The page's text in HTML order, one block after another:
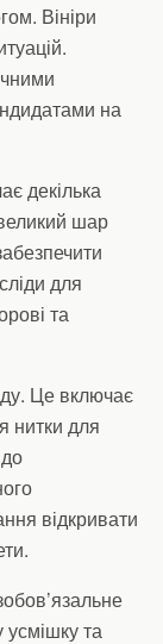
Вініри
на
декілька
шар
для
та
Це включає
нитки для
відкривати
та